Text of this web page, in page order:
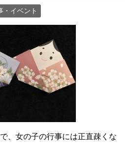
・イベント
、女の子の行事には正直疎くな